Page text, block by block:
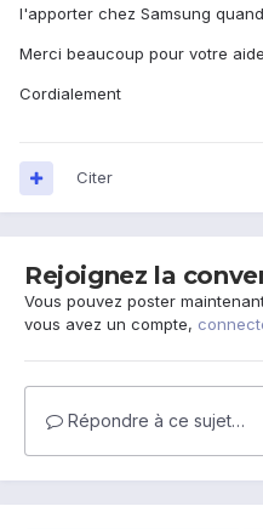
l'apporter chez Samsung
Merci beaucoup pour votre
Cordialement
Citer
Rejoignez la
Vous pouvez poster
vous avez un compte,
Répondre à ce sujet…